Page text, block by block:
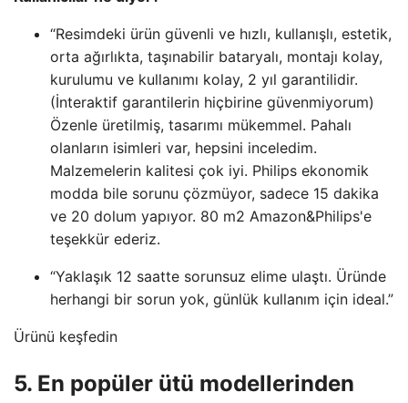
“Resimdeki ürün güvenli ve hızlı, kullanışlı, estetik,
orta ağırlıkta, taşınabilir bataryalı, montajı kolay,
kurulumu ve kullanımı kolay, 2 yıl garantilidir.
(İnteraktif garantilerin hiçbirine güvenmiyorum)
Özenle üretilmiş, tasarımı mükemmel. Pahalı
olanların isimleri var, hepsini inceledim.
Malzemelerin kalitesi çok iyi. Philips ekonomik
modda bile sorunu çözmüyor, sadece 15 dakika
ve 20 dolum yapıyor. 80 m2 Amazon&Philips'e
teşekkür ederiz.
“Yaklaşık 12 saatte sorunsuz elime ulaştı. Üründe
herhangi bir sorun yok, günlük kullanım için ideal.”
Ürünü keşfedin
5. En popüler ütü modellerinden